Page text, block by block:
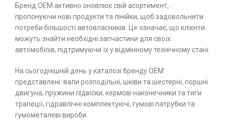
Бренд ОЕМ активно оновлює свій асортимент,
пропонуючи нові продукти та лінійки, щоб задовольнити
потреби більшості автовласників. Це означає, що клієнти
можуть знайти необхідні запчастини для своїх
автомобілів, підтримуючи їх у відмінному технічному стані.
На сьогоднішній день у каталозі бренду ОЕМ
представлені: вали розподільні, шківи та шестерні, поршні
двигуна, пружини підвіски; кермові наконечники та тяги
трапеції; гідравлічні комплектуючі, гумові патрубки та
гумометалеві вироби.